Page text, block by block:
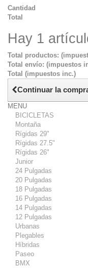
Cantidad
Total
Hay 1
Total productos:
Total envío: (impuestos
Total (impuestos inc.)
Continuar la
MENU
BICICLETAS
Montaña
Rígidas 29"
Rígidas 27.5"
Rígidas 26"
Junior
24 Pulgadas
20 Pulgadas
18 Pulgadas
16 Pulgadas
14 Pulgadas
12 Pulgadas
Urbanas
Plegables
Híbridas
Paseo
BMX